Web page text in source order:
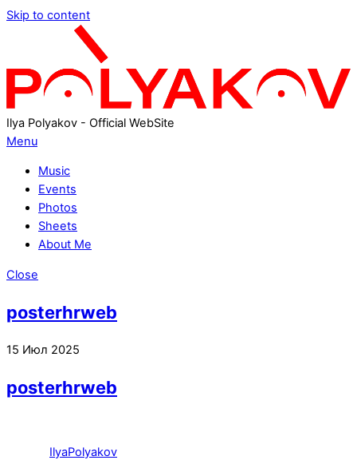
Skip to content
Ilya Polyakov - Official WebSite
Menu
Music
Events
Photos
Sheets
About Me
Close
posterhrweb
15 Июл 2025
posterhrweb
IlyaPolyakov